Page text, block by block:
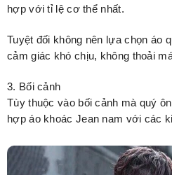
hợp với tỉ lệ cơ thể nhất.
Tuyệt đối không nên lựa chọn áo
cảm giác khó chịu, không thoải
3. Bối cảnh
Tùy thuộc vào bối cảnh mà quý
hợp áo khoác Jean nam với các